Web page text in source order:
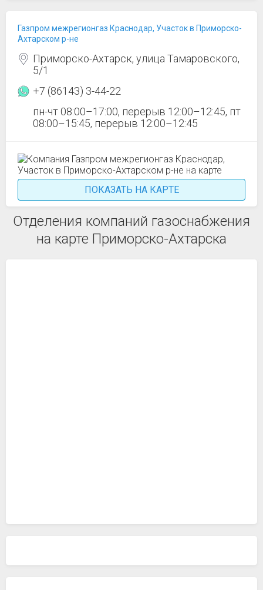
Газпром межрегионгаз Краснодар, Участок в Приморско-
Ахтарском р-не
Приморско-Ахтарск, улица Тамаровского,
5/1
+7 (86143) 3-44-22
пн-чт 08:00–17:00, перерыв 12:00–12:45, пт
08:00–15:45, перерыв 12:00–12:45
ПОКАЗАТЬ НА КАРТЕ
Отделения компаний газоснабжения
на карте Приморско-Ахтарска